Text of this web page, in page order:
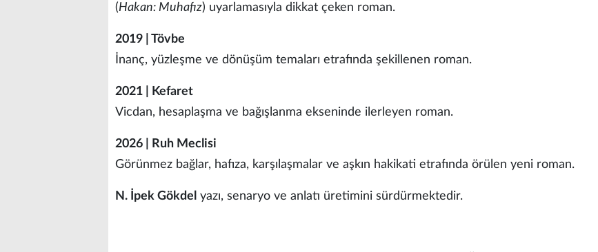
(Hakan: Muhafız) uyarlamasıyla dikkat çeken roman.
2019 | Tövbe
İnanç, yüzleşme ve dönüşüm temaları etrafında şekillenen roman.
2021 | Kefaret
Vicdan, hesaplaşma ve bağışlanma ekseninde ilerleyen roman.
2026 | Ruh Meclisi
Görünmez bağlar, hafıza, karşılaşmalar ve aşkın hakikati etrafında örülen yeni roman.
N. İpek Gökdel yazı, senaryo ve anlatı üretimini sürdürmektedir.